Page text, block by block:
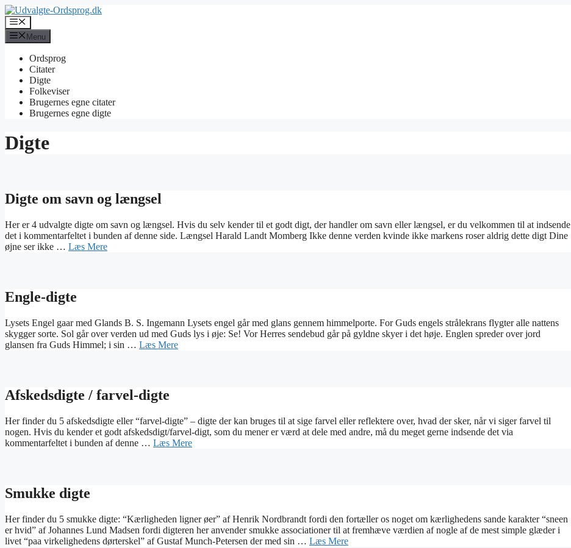
Hop
til
indhold
Menu
Menu
Ordsprog
Citater
Digte
Folkeviser
Brugernes egne citater
Brugernes egne digte
Digte
Digte om savn og længsel
Her er 4 udvalgte digte om savn og længsel. Hvis du selv kender til et godt digt, der handler om savn eller længsel, er du velkommen til at indsende
det i kommentarfeltet i bunden af denne side. Længsel Harald Landt Momberg Ikke denne verden kvinde ikke markens roser aldrig dette digt Dine
øjne ser ikke … Læs Mere
Engle-digte
Lysets Engel gaar med Glands B. S. Ingemann Lysets engel går med glans gennem himmelporte. For Guds engels strålekrans flygter alle nattens
skygger sorte. Sol går over verden ud med Guds lys i øje: Se! Vor Herres sendebud går på gyldne skyer i det høje. Englen spreder over jord
glansen fra Guds Himmel; i sin … Læs Mere
Afskedsdigte / farvel-digte
Her finder du 5 afskedsdigte eller “farvel-digte” – digte der kan bruges til at sige farvel eller reflektere over, hvad der sker, når vi siger farvel til
nogen. Hvis du kender et godt afskedsdigt/farvel-digt, som du mener er værd at dele med andre, må du meget gerne indsende det via
kommentarfeltet i bunden af denne … Læs Mere
Smukke digte
Her finder du 5 smukke digte: “Kærligheden ligner øer” af Henrik Nordbrandt fordi den fortæller os noget om kærlighedens sande karakter “sneen
er hvid” af Johannes Lund Madsen fordi digteren her anvender smukke associationer til at fremhæve værdien af nogle af de mest simple glæder i
livet “paa virkelighedens dørterskel” af Gustaf Munch-Petersen der med sin … Læs Mere